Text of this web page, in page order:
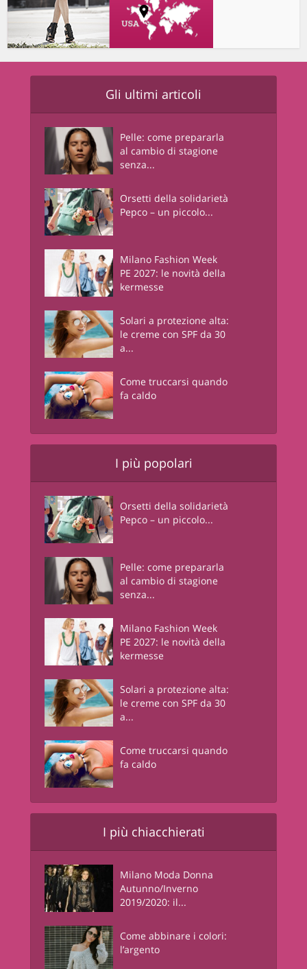
Gli ultimi articoli
Pelle: come prepararla
al cambio di stagione
senza...
Orsetti della solidarietà
Pepco – un piccolo...
Milano Fashion Week
PE 2027: le novità della
kermesse
Solari a protezione alta:
le creme con SPF da 30
a...
Come truccarsi quando
fa caldo
I più popolari
Orsetti della solidarietà
Pepco – un piccolo...
Pelle: come prepararla
al cambio di stagione
senza...
Milano Fashion Week
PE 2027: le novità della
kermesse
Solari a protezione alta:
le creme con SPF da 30
a...
Come truccarsi quando
fa caldo
I più chiacchierati
Milano Moda Donna
Autunno/Inverno
2019/2020: il...
Come abbinare i colori:
l’argento